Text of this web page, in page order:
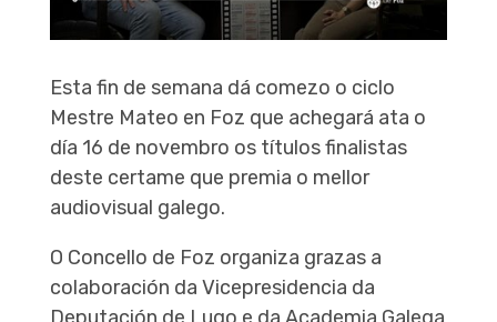
Esta fin de semana dá comezo o ciclo
Mestre Mateo en Foz que achegará ata o
día 16 de novembro os títulos finalistas
deste certame que premia o mellor
audiovisual galego.
O Concello de Foz organiza grazas a
colaboración da Vicepresidencia da